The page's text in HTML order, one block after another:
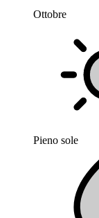
Ottobre
Pieno sole